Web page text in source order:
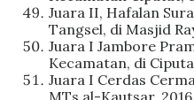
Juara II, Hafalan
Tangsel, di Masjid
Juara I Jambore
Kecamatan, di
Juara I Cerdas